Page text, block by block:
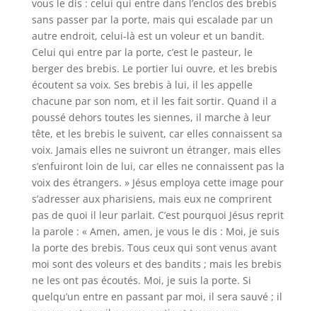
vous le dis : celui qui entre dans l’enclos des brebis
sans passer par la porte, mais qui escalade par un
autre endroit, celui-là est un voleur et un bandit.
Celui qui entre par la porte, c’est le pasteur, le
berger des brebis. Le portier lui ouvre, et les brebis
écoutent sa voix. Ses brebis à lui, il les appelle
chacune par son nom, et il les fait sortir. Quand il a
poussé dehors toutes les siennes, il marche à leur
tête, et les brebis le suivent, car elles connaissent sa
voix. Jamais elles ne suivront un étranger, mais elles
s’enfuiront loin de lui, car elles ne connaissent pas la
voix des étrangers. » Jésus employa cette image pour
s’adresser aux pharisiens, mais eux ne comprirent
pas de quoi il leur parlait. C’est pourquoi Jésus reprit
la parole : « Amen, amen, je vous le dis : Moi, je suis
la porte des brebis. Tous ceux qui sont venus avant
moi sont des voleurs et des bandits ; mais les brebis
ne les ont pas écoutés. Moi, je suis la porte. Si
quelqu’un entre en passant par moi, il sera sauvé ; il